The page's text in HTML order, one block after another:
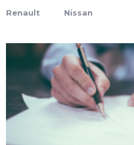
Renault Nissan